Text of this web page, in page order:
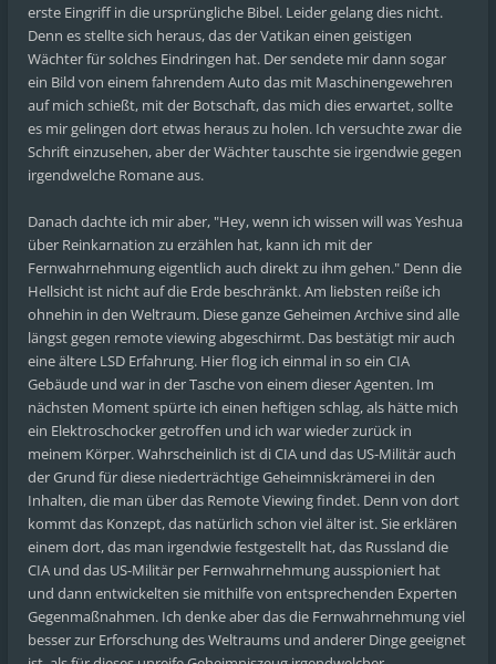
erste Eingriff in die ursprüngliche Bibel. Leider gelang dies nicht.
Denn es stellte sich heraus, das der Vatikan einen geistigen
Wächter für solches Eindringen hat. Der sendete mir dann sogar
ein Bild von einem fahrendem Auto das mit Maschinengewehren
auf mich schießt, mit der Botschaft, das mich dies erwartet, sollte
es mir gelingen dort etwas heraus zu holen. Ich versuchte zwar die
Schrift einzusehen, aber der Wächter tauschte sie irgendwie gegen
irgendwelche Romane aus.
Danach dachte ich mir aber, "Hey, wenn ich wissen will was Yeshua
über Reinkarnation zu erzählen hat, kann ich mit der
Fernwahrnehmung eigentlich auch direkt zu ihm gehen." Denn die
Hellsicht ist nicht auf die Erde beschränkt. Am liebsten reiße ich
ohnehin in den Weltraum. Diese ganze Geheimen Archive sind alle
längst gegen remote viewing abgeschirmt. Das bestätigt mir auch
eine ältere LSD Erfahrung. Hier flog ich einmal in so ein CIA
Gebäude und war in der Tasche von einem dieser Agenten. Im
nächsten Moment spürte ich einen heftigen schlag, als hätte mich
ein Elektroschocker getroffen und ich war wieder zurück in
meinem Körper. Wahrscheinlich ist di CIA und das US-Militär auch
der Grund für diese niederträchtige Geheimniskrämerei in den
Inhalten, die man über das Remote Viewing findet. Denn von dort
kommt das Konzept, das natürlich schon viel älter ist. Sie erklären
einem dort, das man irgendwie festgestellt hat, das Russland die
CIA und das US-Militär per Fernwahrnehmung ausspioniert hat
und dann entwickelten sie mithilfe von entsprechenden Experten
Gegenmaßnahmen. Ich denke aber das die Fernwahrnehmung viel
besser zur Erforschung des Weltraums und anderer Dinge geeignet